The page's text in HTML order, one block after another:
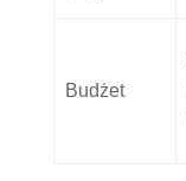
Budżet